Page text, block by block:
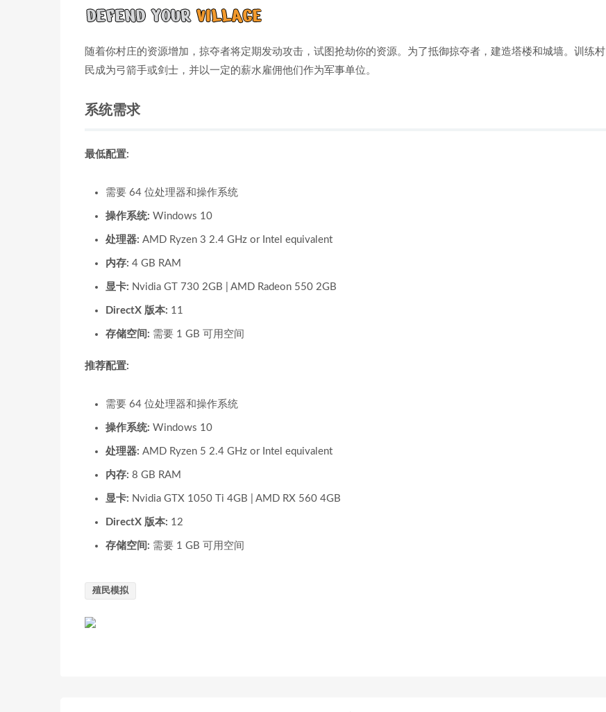
随着你村庄的资源增加，掠夺者将定期发动攻击，试图抢劫你的资源。为了抵御掠夺者，建造塔楼和城墙。训练村
民成为弓箭手或剑士，并以一定的薪水雇佣他们作为军事单位。
系统需求
最低配置:
需要 64 位处理器和操作系统
操作系统: Windows 10
处理器: AMD Ryzen 3 2.4 GHz or Intel equivalent
内存: 4 GB RAM
显卡: Nvidia GT 730 2GB | AMD Radeon 550 2GB
DirectX 版本: 11
存储空间: 需要 1 GB 可用空间
推荐配置:
需要 64 位处理器和操作系统
操作系统: Windows 10
处理器: AMD Ryzen 5 2.4 GHz or Intel equivalent
内存: 8 GB RAM
显卡: Nvidia GTX 1050 Ti 4GB | AMD RX 560 4GB
DirectX 版本: 12
存储空间: 需要 1 GB 可用空间
殖民模拟